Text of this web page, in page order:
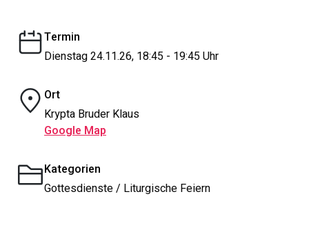
Termin
Dienstag 24.11.26, 18:45 - 19:45 Uhr
Ort
Krypta Bruder Klaus
Google Map
Kategorien
Gottesdienste / Liturgische Feiern